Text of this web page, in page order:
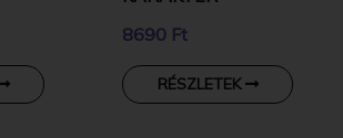
8690 Ft
RÉSZLETEK